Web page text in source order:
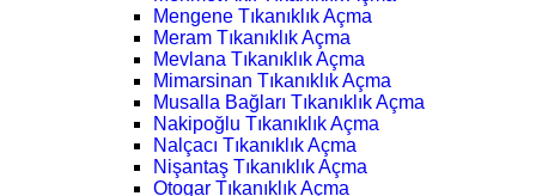
Mengene Tıkanıklık Açma
Meram Tıkanıklık Açma
Mevlana Tıkanıklık Açma
Mimarsinan Tıkanıklık Açma
Musalla Bağları Tıkanıklık Açma
Nakipoğlu Tıkanıklık Açma
Nalçacı Tıkanıklık Açma
Nişantaş Tıkanıklık Açma
Otogar Tıkanıklık Açma